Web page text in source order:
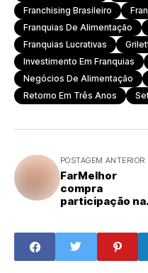
Franchising Brasileiro
Franquias De Alimentação
Franquias Lucrativas
Investimento Em Franquias
Negócios De Alimentação
Retorno Em Três Anos
POSTAGEM ANTERIOR
FarMelhor
compra
participação na
estratégia de
transformar
farmácias em